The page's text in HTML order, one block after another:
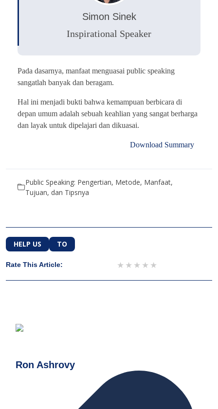
Simon Sinek
Inspirational Speaker
Pada dasarnya, manfaat menguasai public speaking
sangatlah banyak dan beragam.
Hal ini menjadi bukti bahwa kemampuan berbicara di
depan umum adalah sebuah keahlian yang sangat berharga
dan layak untuk dipelajari dan dikuasai.
Download Summary
Public Speaking: Pengertian, Metode, Manfaat,
Tujuan, dan Tipsnya
HELP US TO
Rate This Article: 4 stars
3 stars
2 stars
1 star
Ron Ashrovy